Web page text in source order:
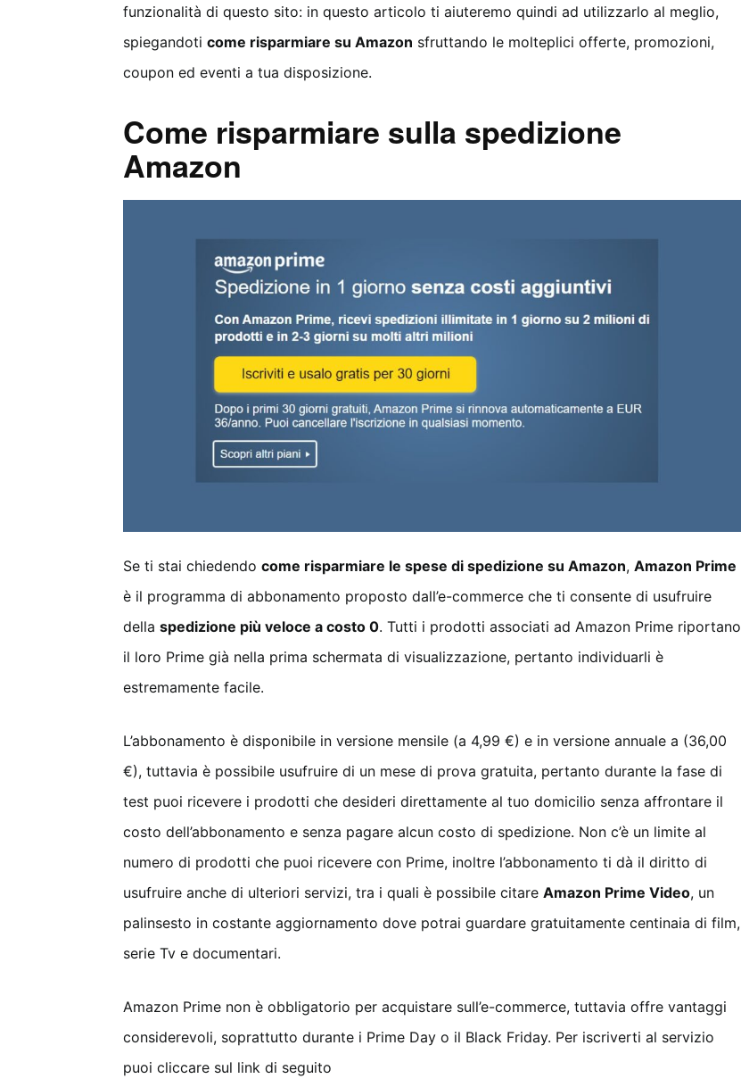
funzionalità di questo sito: in questo articolo ti aiuteremo quindi ad utilizzarlo al meglio,
spiegandoti come risparmiare su Amazon sfruttando le molteplici offerte, promozioni,
coupon ed eventi a tua disposizione.
Come risparmiare sulla spedizione
Amazon
Se ti stai chiedendo come risparmiare le spese di spedizione su Amazon, Amazon Prime
è il programma di abbonamento proposto dall’e-commerce che ti consente di usufruire
della spedizione più veloce a costo 0. Tutti i prodotti associati ad Amazon Prime riportano
il loro Prime già nella prima schermata di visualizzazione, pertanto individuarli è
estremamente facile.
L’abbonamento è disponibile in versione mensile (a 4,99 €) e in versione annuale a (36,00
€), tuttavia è possibile usufruire di un mese di prova gratuita, pertanto durante la fase di
test puoi ricevere i prodotti che desideri direttamente al tuo domicilio senza affrontare il
costo dell’abbonamento e senza pagare alcun costo di spedizione. Non c’è un limite al
numero di prodotti che puoi ricevere con Prime, inoltre l’abbonamento ti dà il diritto di
usufruire anche di ulteriori servizi, tra i quali è possibile citare Amazon Prime Video, un
palinsesto in costante aggiornamento dove potrai guardare gratuitamente centinaia di film,
serie Tv e documentari.
Amazon Prime non è obbligatorio per acquistare sull’e-commerce, tuttavia offre vantaggi
considerevoli, soprattutto durante i Prime Day o il Black Friday. Per iscriverti al servizio
puoi cliccare sul link di seguito